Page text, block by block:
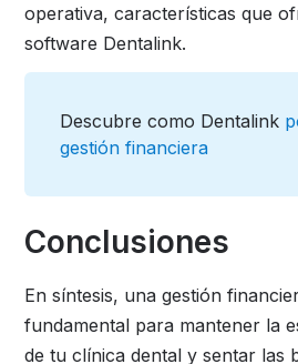
operativa, características que
software Dentalink.
Descubre como Dentalink
gestión financiera
Conclusiones
En síntesis, una gestión
fundamental para mantener la
de tu clínica dental y sentar las